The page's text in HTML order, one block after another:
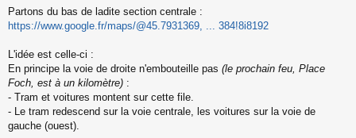
Partons du bas de ladite section centrale :
https://www.google.fr/maps/@45.7931369, ... 384!8i8192
L'idée est celle-ci :
En principe la voie de droite n'embouteille pas (le prochain feu, Place
Foch, est à un kilomètre) :
- Tram et voitures montent sur cette file.
- Le tram redescend sur la voie centrale, les voitures sur la voie de
gauche (ouest).